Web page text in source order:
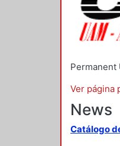
Permanent
Ver página
News
Catálogo